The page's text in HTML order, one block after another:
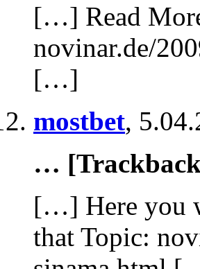
[…] Read
novinar.de/
[…]
mostbet,
…
[…] Here you
that Topic: